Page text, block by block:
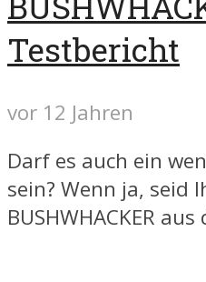
Testbericht
vor 12 Jahren
Darf es auch ein
sein? Wenn ja, seid
BUSHWHACKER aus